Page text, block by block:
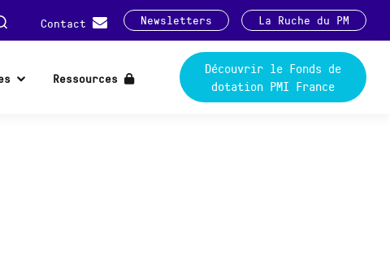
Contact Newsletters La Ruche du PM
Ressources
Découvrir le Fonds de
dotation PMI France